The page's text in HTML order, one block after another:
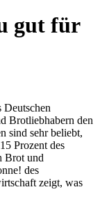
gut für
Deutschen
Brotliebhabern den
sind sehr beliebt,
Prozent des
Brot und
des
zeigt, was